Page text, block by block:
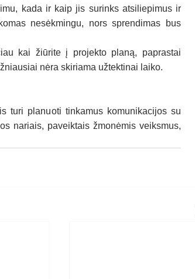
kada ir kaip jis surinks atsiliepimus ir
nesėkmingu, nors sprendimas bus
kai žiūrite į projekto planą, paprastai
nėra skiriama užtektinai laiko.
turi planuoti tinkamus komunikacijos su
nariais, paveiktais žmonėmis veiksmus,